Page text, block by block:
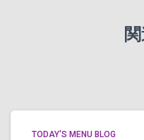
TODAY'S MENU BLOG